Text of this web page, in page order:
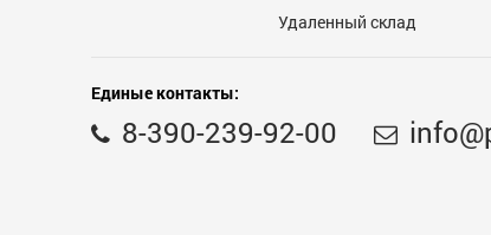
Удаленный склад
Единые контакты:
8-390-239-92-00